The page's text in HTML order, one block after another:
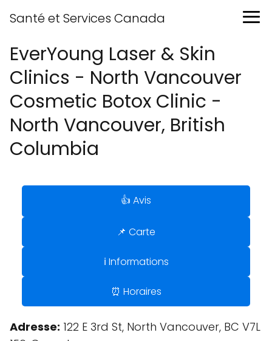
Santé et Services Canada
EverYoung Laser & Skin
Clinics - North Vancouver
Cosmetic Botox Clinic -
North Vancouver, British
Columbia
👍 Avis
📌 Carte
ℹ️ Informations
⏰ Horaires
Adresse: 122 E 3rd St, North Vancouver, BC V7L